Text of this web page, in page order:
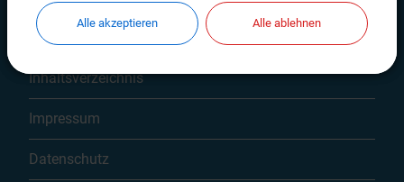
Kontakt
Inhaltsverzeichnis
Impressum
Datenschutz
Alle akzeptieren Alle ablehnen
Alle akzeptieren Alle ablehnen